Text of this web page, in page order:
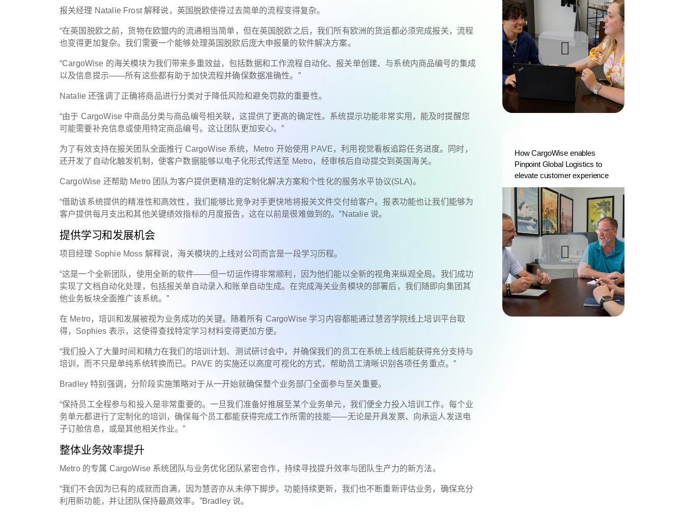
报关经理 Natalie Frost 解释说，英国脱欧使得过去简单的流程变得复杂。
“在英国脱欧之前，货物在欧盟内的流通相当简单，但在英国脱欧之后，我们所有欧洲的货运都必须完成报关，流程
也变得更加复杂。我们需要一个能够处理英国脱欧后庞大申报量的软件解决方案。
“CargoWise 的海关模块为我们带来多重效益，包括数据和工作流程自动化、报关单创建、与系统内商品编号的集成
以及信息提示——所有这些都有助于加快流程并确保数据准确性。”
Natalie 还强调了正确将商品进行分类对于降低风险和避免罚款的重要性。
“由于 CargoWise 中商品分类与商品编号相关联，这提供了更高的确定性。系统提示功能非常实用，能及时提醒您
可能需要补充信息或使用特定商品编号。这让团队更加安心。”
为了有效支持在报关团队全面推行 CargoWise 系统，Metro 开始使用 PAVE，利用视觉看板追踪任务进度。同时，
还开发了自动化触发机制，使客户数据能够以电子化形式传送至 Metro，经审核后自动提交到英国海关。
CargoWise 还帮助 Metro 团队为客户提供更精准的定制化解决方案和个性化的服务水平协议(SLA)。
“借助该系统提供的精准性和高效性，我们能够比竞争对手更快地将报关文件交付给客户。报表功能也让我们能够为
客户提供每月支出和其他关键绩效指标的月度报告，这在以前是很难做到的。”Natalie 说。
提供学习和发展机会
项目经理 Sophie Moss 解释说，海关模块的上线对公司而言是一段学习历程。
“这是一个全新团队，使用全新的软件——但一切运作得非常顺利，因为他们能以全新的视角来纵观全局。我们成功
实现了文档自动化处理，包括报关单自动录入和账单自动生成。在完成海关业务模块的部署后，我们随即向集团其
他业务板块全面推广该系统。”
在 Metro，培训和发展被视为业务成功的关键。随着所有 CargoWise 学习内容都能通过慧咨学院线上培训平台取
得，Sophies 表示，这使得查找特定学习材料变得更加方便。
“我们投入了大量时间和精力在我们的培训计划、测试研讨会中，并确保我们的员工在系统上线后能获得充分支持与
培训，而不只是单纯系统转换而已。PAVE 的实施还以高度可视化的方式，帮助员工清晰识别各项任务重点。”
Bradley 特别强调，分阶段实施策略对于从一开始就确保整个业务部门全面参与至关重要。
“保持员工全程参与和投入是非常重要的。一旦我们准备好推展至某个业务单元，我们便全力投入培训工作。每个业
务单元都进行了定制化的培训，确保每个员工都能获得完成工作所需的技能——无论是开具发票、向承运人发送电
子订舱信息，或是其他相关作业。”
整体业务效率提升
Metro 的专属 CargoWise 系统团队与业务优化团队紧密合作，持续寻找提升效率与团队生产力的新方法。
“我们不会因为已有的成就而自满，因为慧咨亦从未停下脚步。功能持续更新，我们也不断重新评估业务，确保充分
利用新功能，并让团队保持最高效率。”Bradley 说。
How CargoWise enables
Pinpoint Global Logistics to
elevate customer experience